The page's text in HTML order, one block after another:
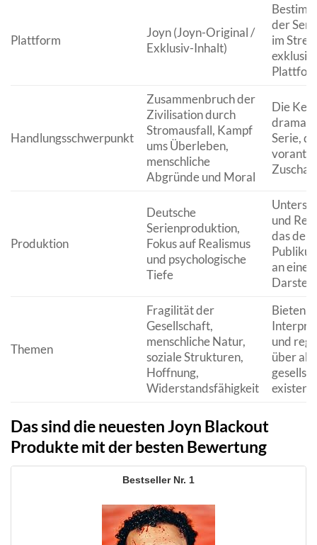
Plattform
Joyn (Joyn-Original /
Exklusiv-Inhalt)
der
im
Handlungsschwerpunkt
Zusammenbruch der
Zivilisation durch
Stromausfall, Kampf
ums Überleben,
menschliche
Abgründe und Moral
Die
Serie,
Produktion
Deutsche
Serienproduktion,
Fokus auf Realismus
und psychologische
Tiefe
und
das
an eine
Themen
Fragilität der
Gesellschaft,
menschliche Natur,
soziale Strukturen,
Hoffnung,
Widerstandsfähigkeit
Bieten
und
über
Das sind die neuesten Joyn Blackout
Produkte mit der besten Bewertung
1